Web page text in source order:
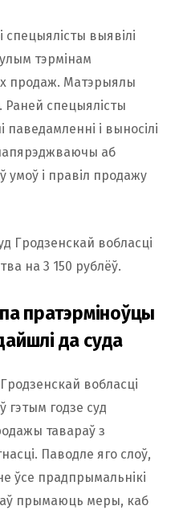
выявілі
тэрмінам
продаж. Матэрыялы
Раней спецыялісты
паведамленні і выносілі
аб
умоў і правіл продажу
Гродзенскай вобласці
на 3 150 рублёў.
пратэрміноўцы
да суда
вобласці
гэтым годзе суд
тавараў з
Паводле яго слоў,
ўсе прадпрымальнікі
прымаюць меры, каб